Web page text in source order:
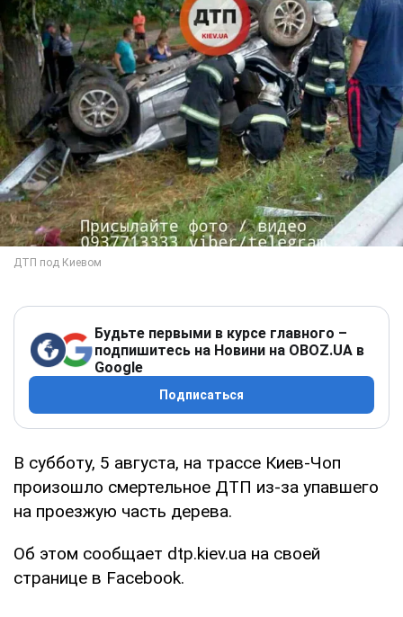
Будьте первыми в курсе главного –
подпишитесь на Новини на OBOZ.UA в
Google
Подписаться
В субботу, 5 августа, на трассе Киев-Чоп
произошло смертельное ДТП из-за упавшего
на проезжую часть дерева.
Об этом сообщает dtp.kiev.ua на своей
странице в Facebook.